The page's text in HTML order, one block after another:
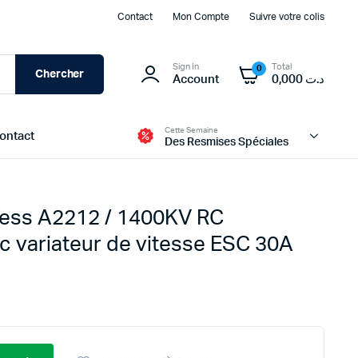
Contact Mon Compte Suivre votre colis
Chercher
Sign In
Account
0 Total
د.ت
Cette Semaine
Des Resmises Spéciales
A2212 / 1400KV RC
variateur de vitesse ESC 30A